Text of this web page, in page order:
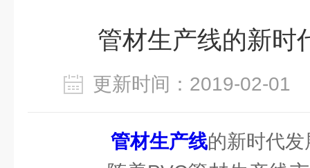
管材生产线的新时
更新时间：2019-02-
管材生产线的新时代